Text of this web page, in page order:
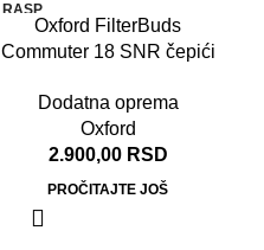
RASP
RODA
TO
Oxford FilterBuds
Commuter 18 SNR čepići
Dodatna oprema
Oxford
2.900,00 RSD
PROČITAJTE JOŠ